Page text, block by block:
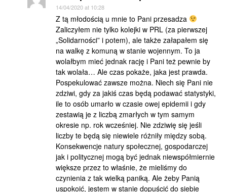
14/04/2020 at 10:28
Z tą młodością u mnie to Pani przesadza
Zaliczyłem nie tylko kolejki w PRL (za pierwszej
„Solidarności” i potem), ale także załapałem się
na walkę z komuną w stanie wojennym. To ja
wolałbym mieć jednak rację i Pani też pewnie by
tak wolała… Ale czas pokaże, jaka jest prawda.
Pospekulować zawsze można. Niech się Pani nie
zdziwi, gdy za jakiś czas będą podawać statystyki,
ile to osób umarło w czasie owej epidemii i gdy
zestawią je z liczbą zmarłych w tym samym
okresie np. rok wcześniej. Nie zdziwię się jeśli
liczby te będą się niewiele różniły między sobą.
Konsekwencje natury społecznej, gospodarczej
jak i politycznej mogą być jednak niewspółmiernie
większe przez to właśnie, że mieliśmy do
czynienia z tak wielką paniką. Ale żeby Panią
uspokoić, jestem w stanie dopuścić do siebie